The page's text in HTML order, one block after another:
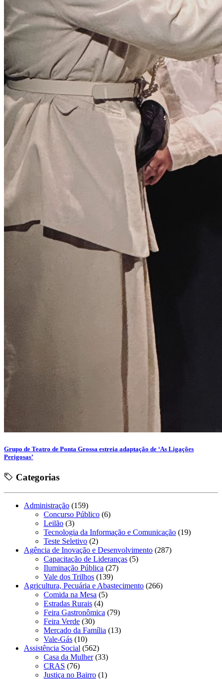
Grupo de Teatro de Ponta Grossa estreia adaptação de ‘As Ligações
Perigosas’
Categorias
Administração (159)
Concurso Público (6)
Leilão (3)
Tecnologia da Informação e Comunicação (19)
Teste Seletivo (2)
Agência de Inovação e Desenvolvimento (287)
Capacitação de Lideranças (5)
Iluminação Pública (27)
Vale dos Trilhos (139)
Agricultura, Pecuária e Abastecimento (266)
Comida na Mesa (5)
Estradas Rurais (4)
Feira Gastronômica (79)
Feira Verde (30)
Mercado da Família (13)
Vale-Gás (10)
Assistência Social (562)
Casa da Mulher(33)
CRAS (76)
Justiça no Bairro (1)